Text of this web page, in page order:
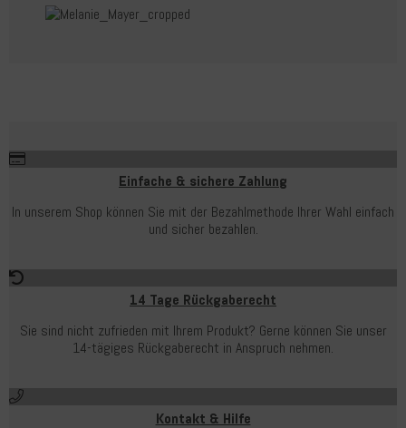
Einfache & sichere Zahlung
In unserem Shop können Sie mit der Bezahlmethode Ihrer Wahl einfach
und sicher bezahlen.
14 Tage Rückgaberecht
Sie sind nicht zufrieden mit Ihrem Produkt? Gerne können Sie unser
14-tägiges Rückgaberecht in Anspruch nehmen.
Kontakt & Hilfe